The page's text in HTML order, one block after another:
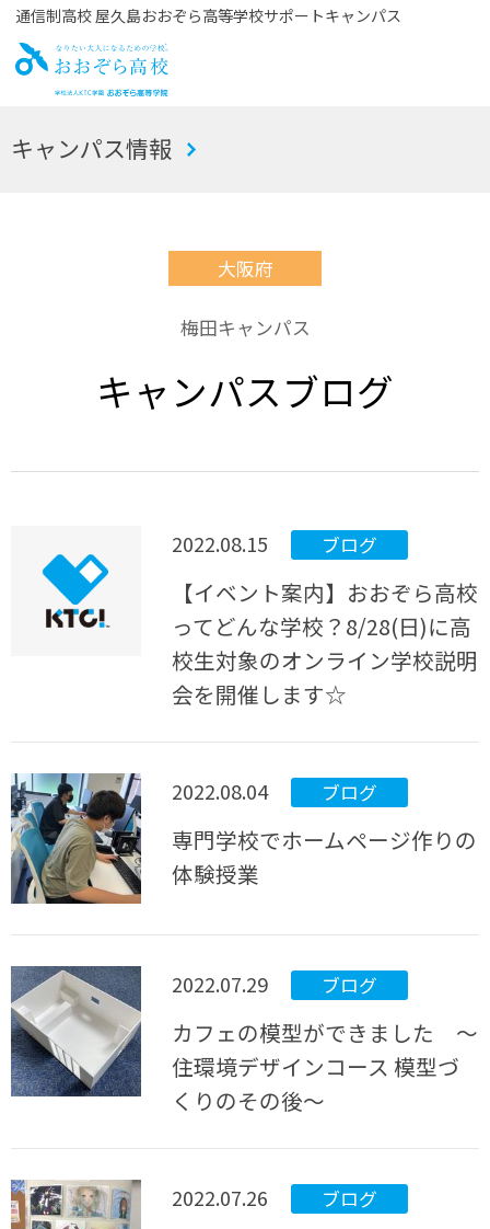
通信制高校 屋久島おおぞら高等学校サポートキャンパス
お
キャンパス情報
大阪府
梅田キャンパス
キャンパスブログ
2022.08.15 ブログ
【イベント案内】おおぞら高校
ってどんな学校？8/28(日)に高
校生対象のオンライン学校説明
会を開催します☆
2022.08.04 ブログ
専門学校でホームページ作りの
体験授業
2022.07.29 ブログ
カフェの模型ができました ～
住環境デザインコース 模型づ
くりのその後～
2022.07.26 ブログ